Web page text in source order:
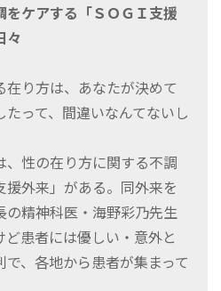
ケアする「ＳＯＧＩ支援
々
在り方は、あなたが決めて
って、間違いなんてないし
性の在り方に関する不調
外来」がある。同外来を
精神科医・海野彩乃先生
患者には優しい・意外と
、各地から患者が集まって